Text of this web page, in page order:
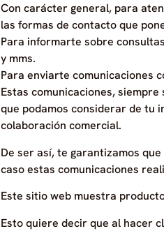
Con carácter general, para
las formas de contacto que
Para informarte sobre
y mms.
Para enviarte comunicaciones
Estas comunicaciones,
que podamos considerar de tu
colaboración comercial.
De ser así, te garantizamos
caso estas comunicaciones
Este sitio web muestra
Esto quiere decir que al hacer